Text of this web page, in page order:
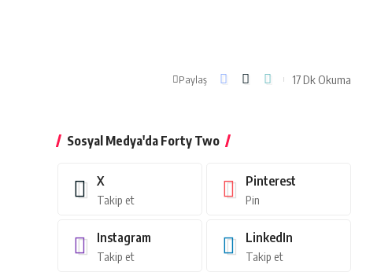
Paylaş 17 Dk Okuma
Sosyal Medya'da Forty Two
X
Takip et
Pinterest
Pin
Instagram
Takip et
LinkedIn
Takip et